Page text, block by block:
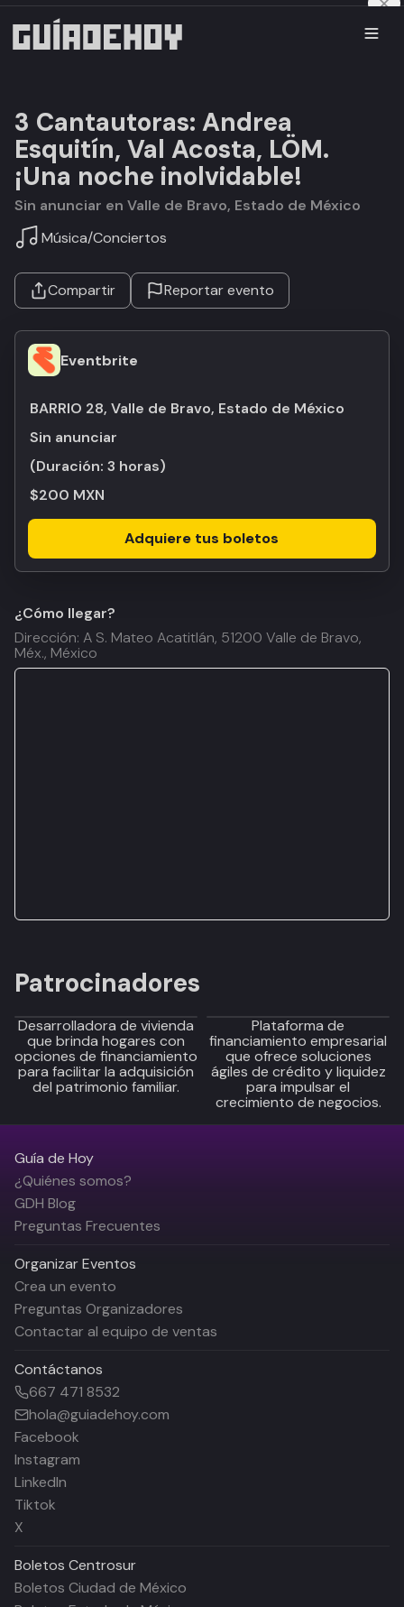
3 Cantautoras: Andrea
Esquitín, Val Acosta, LÖM.
¡Una noche inolvidable!
Sin anunciar en Valle de Bravo, Estado de México
Música/Conciertos
Compartir Reportar evento
Eventbrite
BARRIO 28, Valle de Bravo, Estado de México
Sin anunciar
(Duración: 3 horas)
$200 MXN
Adquiere tus boletos
¿Cómo llegar?
Dirección: A S. Mateo Acatitlán, 51200 Valle de Bravo,
Méx., México
Patrocinadores
Desarrolladora de vivienda
que brinda hogares con
opciones de financiamiento
para facilitar la adquisición
del patrimonio familiar.
Plataforma de
financiamiento empresarial
que ofrece soluciones
ágiles de crédito y liquidez
para impulsar el
crecimiento de negocios.
Guía de Hoy
¿Quiénes somos?
GDH Blog
Preguntas Frecuentes
Organizar Eventos
Crea un evento
Preguntas Organizadores
Contactar al equipo de ventas
Contáctanos
667 471 8532
hola@guiadehoy.com
Facebook
Instagram
LinkedIn
Tiktok
X
Boletos Centrosur
Boletos Ciudad de México